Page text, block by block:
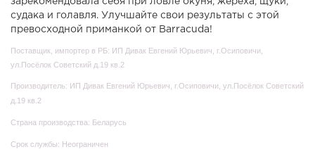
судака и голавля. Улучшайте свои результаты с этой
превосходной приманкой от Barracuda!
Поставщик, импортер в РБ: ИП Дивак Евгений Юрьевич, г.Осиповичи,
ул.Посёлок Советский д.19 кв.2
Производитель: ИП Дивак Евгений Юрьевич, г.Осиповичи, ул.Посёлок Советский
д.19 кв.2
Страна производства: Беларусь
Срок службы: Неограничен